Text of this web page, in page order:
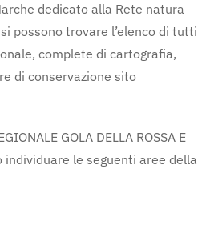
dedicato alla Rete natura
possono trovare l’elenco di tutti
complete di cartografia,
di conservazione sito
GOLA DELLA ROSSA E
individuare le seguenti aree della